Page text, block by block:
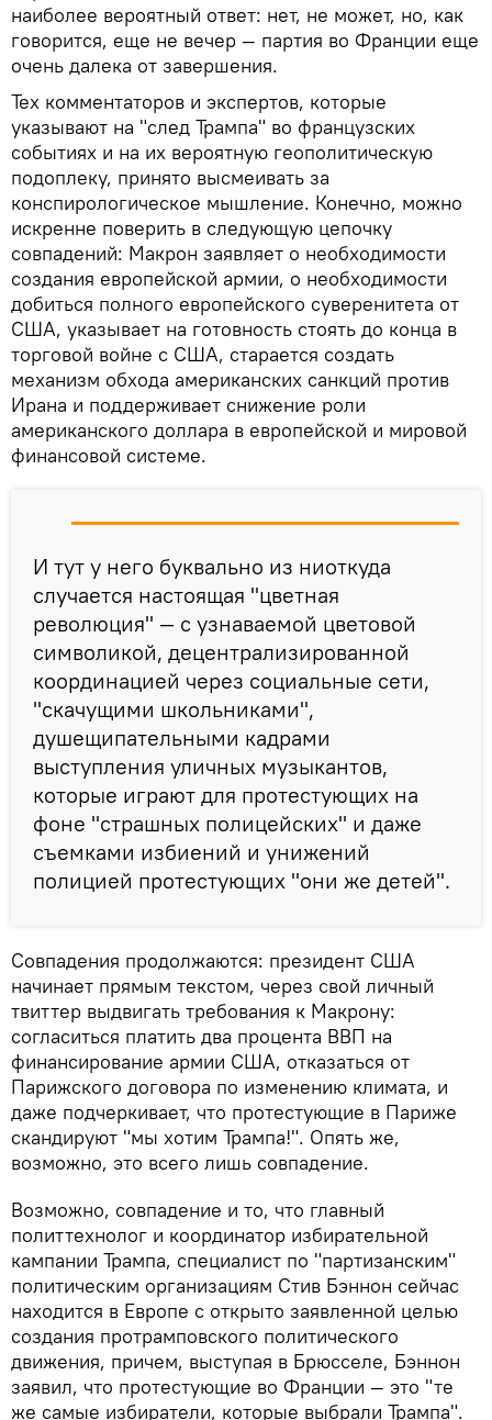
наиболее вероятный ответ: нет, не может, но, как
говорится, еще не вечер — партия во Франции еще
очень далека от завершения.
Тех комментаторов и экспертов, которые
указывают на "след Трампа" во французских
событиях и на их вероятную геополитическую
подоплеку, принято высмеивать за
конспирологическое мышление. Конечно, можно
искренне поверить в следующую цепочку
совпадений: Макрон заявляет о необходимости
создания европейской армии, о необходимости
добиться полного европейского суверенитета от
США, указывает на готовность стоять до конца в
торговой войне с США, старается создать
механизм обхода американских санкций против
Ирана и поддерживает снижение роли
американского доллара в европейской и мировой
финансовой системе.
И тут у него буквально из ниоткуда
случается настоящая "цветная
революция" — с узнаваемой цветовой
символикой, децентрализированной
координацией через социальные сети,
"скачущими школьниками",
душещипательными кадрами
выступления уличных музыкантов,
которые играют для протестующих на
фоне "страшных полицейских" и даже
съемками избиений и унижений
полицией протестующих "они же детей".
Совпадения продолжаются: президент США
начинает прямым текстом, через свой личный
твиттер выдвигать требования к Макрону:
согласиться платить два процента ВВП на
финансирование армии США, отказаться от
Парижского договора по изменению климата, и
даже подчеркивает, что протестующие в Париже
скандируют "мы хотим Трампа!". Опять же,
возможно, это всего лишь совпадение.
Возможно, совпадение и то, что главный
политтехнолог и координатор избирательной
кампании Трампа, специалист по "партизанским"
политическим организациям Стив Бэннон сейчас
находится в Европе с открыто заявленной целью
создания протрамповского политического
движения, причем, выступая в Брюсселе, Бэннон
заявил, что протестующие во Франции — это "те
же самые избиратели, которые выбрали Трампа".